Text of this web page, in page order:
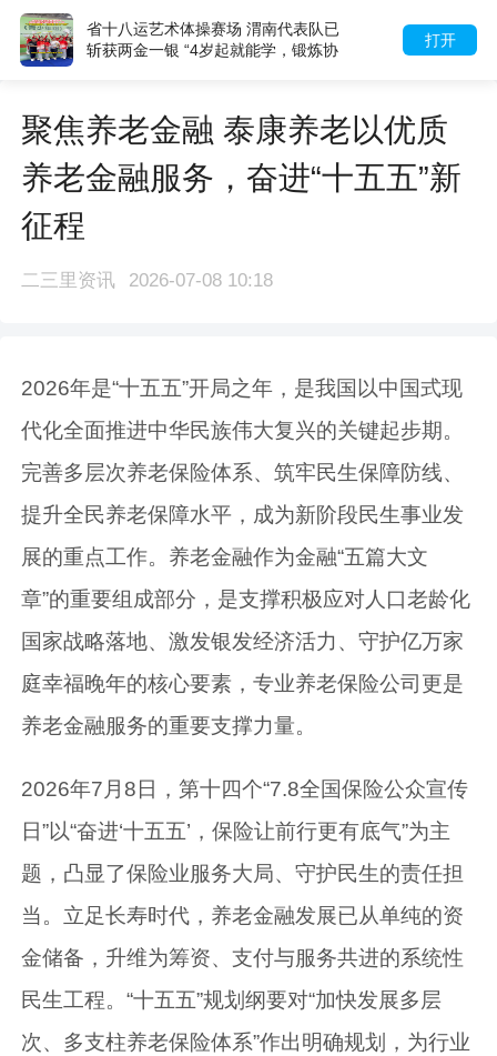
打开
省十八运艺术体操赛场 渭南代表队已
斩获两金一银 “4岁起就能学，锻炼协
聚焦养老金融 泰康养老以优质
养老金融服务，奋进“十五五”新
征程
二三里资讯 2026-07-08 10:18
2026年是“十五五”开局之年，是我国以中国式现
代化全面推进中华民族伟大复兴的关键起步期。
完善多层次养老保险体系、筑牢民生保障防线、
提升全民养老保障水平，成为新阶段民生事业发
展的重点工作。养老金融作为金融“五篇大文
章”的重要组成部分，是支撑积极应对人口老龄化
国家战略落地、激发银发经济活力、守护亿万家
庭幸福晚年的核心要素，专业养老保险公司更是
养老金融服务的重要支撑力量。
2026年7月8日，第十四个“7.8全国保险公众宣传
日”以“奋进‘十五五’，保险让前行更有底气”为主
题，凸显了保险业服务大局、守护民生的责任担
当。立足长寿时代，养老金融发展已从单纯的资
金储备，升维为筹资、支付与服务共进的系统性
民生工程。“十五五”规划纲要对“加快发展多层
次、多支柱养老保险体系”作出明确规划，为行业